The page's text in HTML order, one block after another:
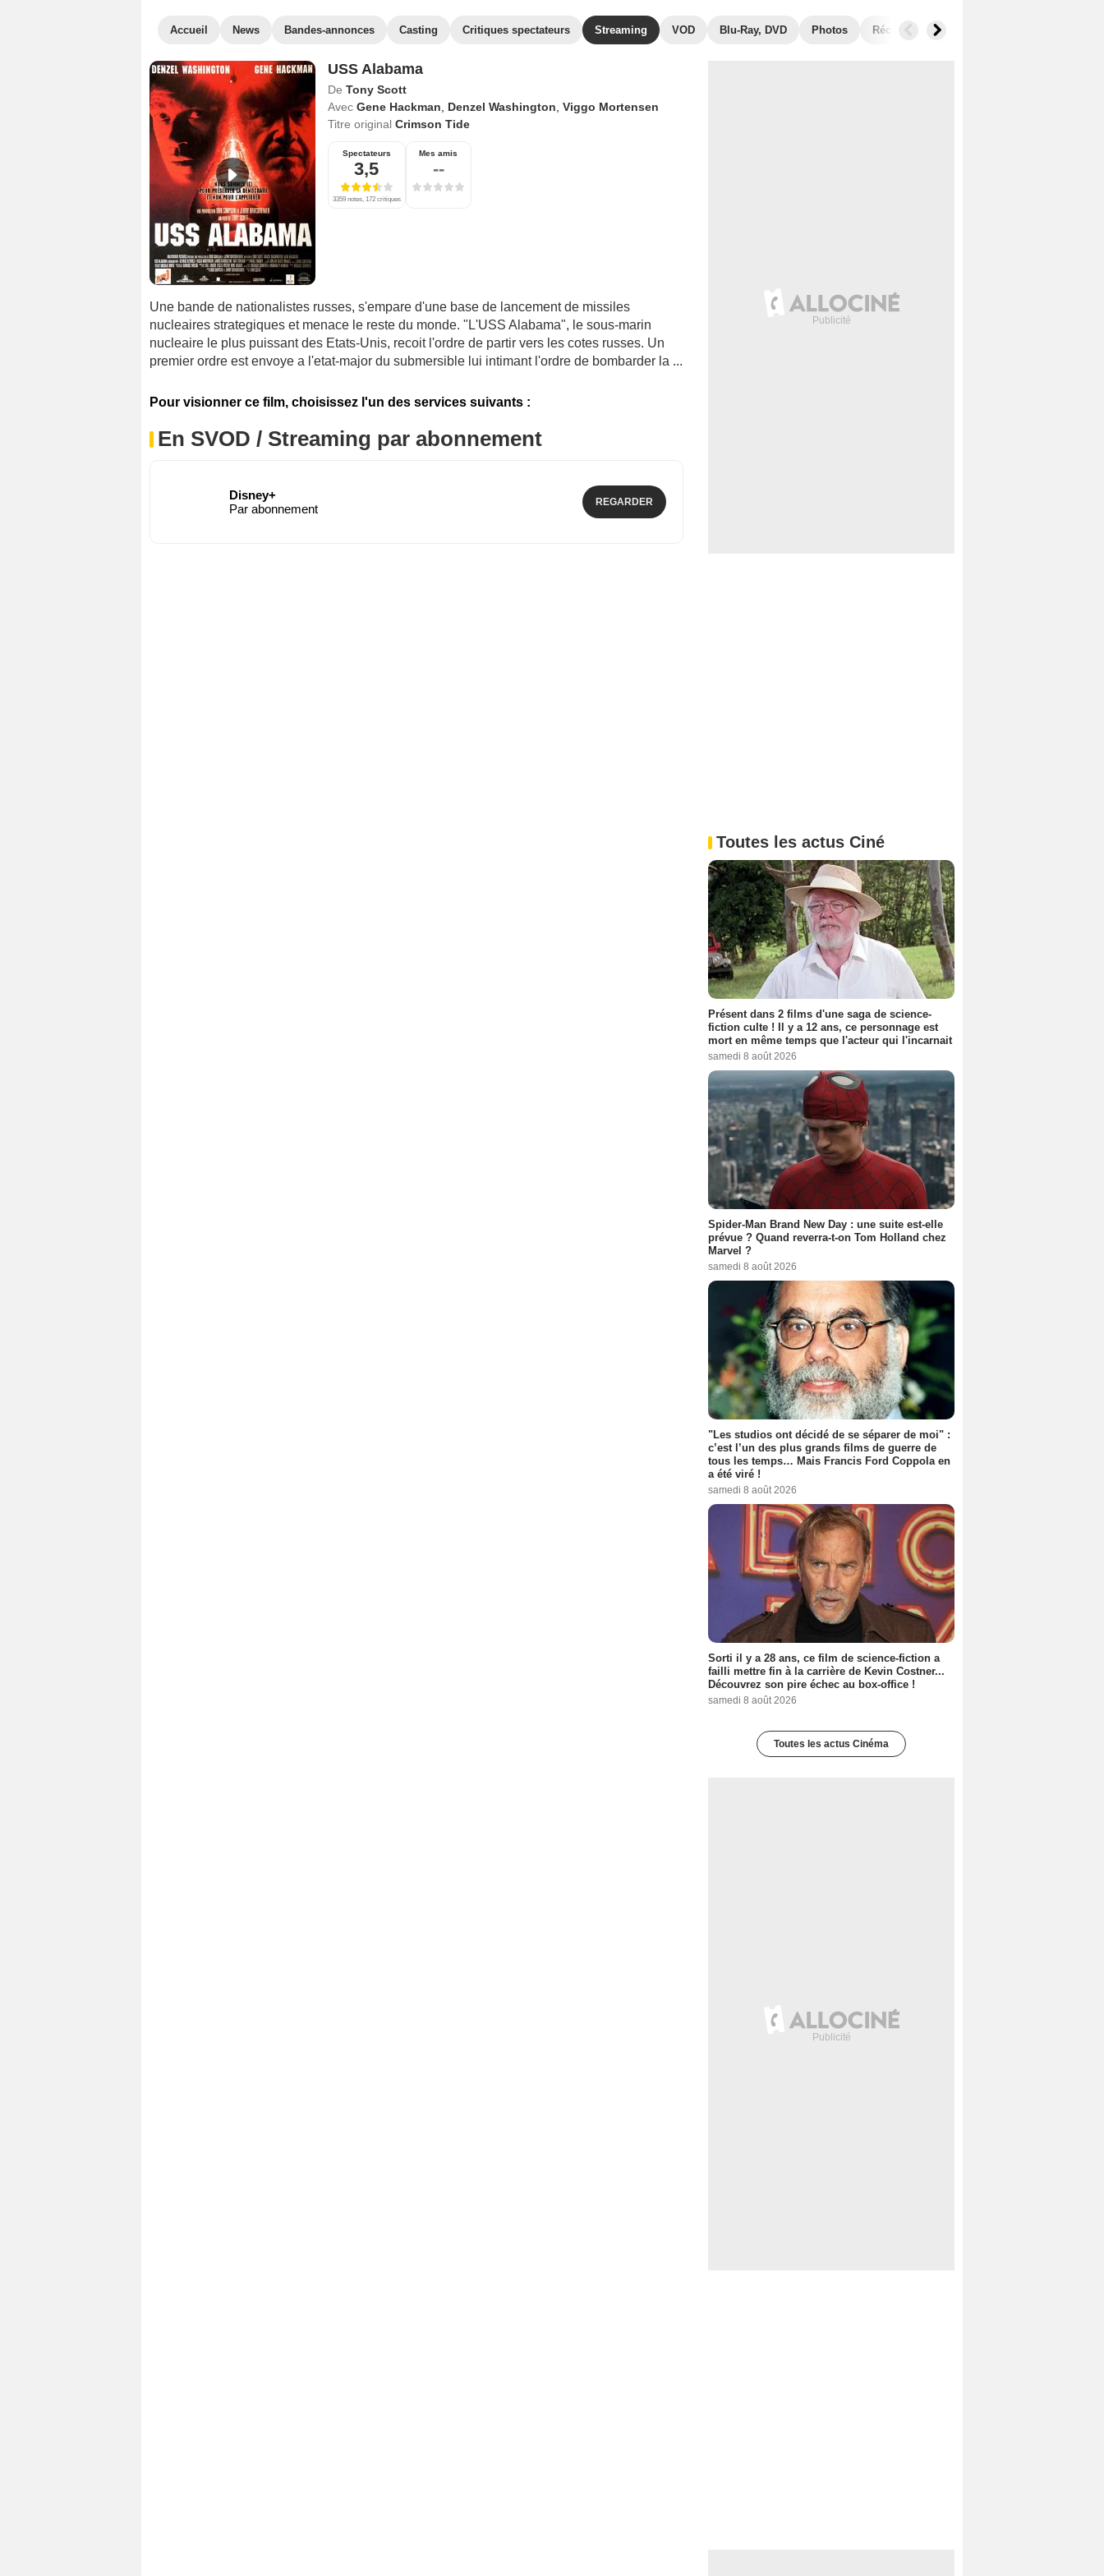
Accueil News Bandes-annonces Casting Critiques spectateurs Streaming VOD Blu-Ray, DVD Photos Récompenses
USS Alabama
De Tony Scott
Avec Gene Hackman Denzel Washington Viggo Mortensen
Titre original Crimson Tide
Spectateurs
3,5
3359 notes, 172 critiques
Mes amis
--
Une bande de nationalistes russes, s'empare d'une base de lancement de missiles
nucleaires strategiques et menace le reste du monde. "L'USS Alabama", le sous-marin
nucleaire le plus puissant des Etats-Unis, recoit l'ordre de partir vers les cotes russes. Un
premier ordre est envoye a l'etat-major du submersible lui intimant l'ordre de bombarder la ...
Pour visionner ce film, choisissez l'un des services suivants :
En SVOD / Streaming par abonnement
Disney+
Par abonnement
REGARDER
Toutes les actus Ciné
Présent dans 2 films d'une saga de science-
fiction culte ! Il y a 12 ans, ce personnage est
mort en même temps que l'acteur qui l'incarnait
samedi 8 août 2026
Spider-Man Brand New Day : une suite est-elle
prévue ? Quand reverra-t-on Tom Holland chez
Marvel ?
samedi 8 août 2026
"Les studios ont décidé de se séparer de moi" :
c’est l’un des plus grands films de guerre de
tous les temps… Mais Francis Ford Coppola en
a été viré !
samedi 8 août 2026
Sorti il y a 28 ans, ce film de science-fiction a
failli mettre fin à la carrière de Kevin Costner...
Découvrez son pire échec au box-office !
samedi 8 août 2026
Toutes les actus Cinéma